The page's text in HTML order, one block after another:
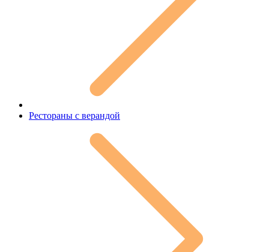
Рестораны с верандой